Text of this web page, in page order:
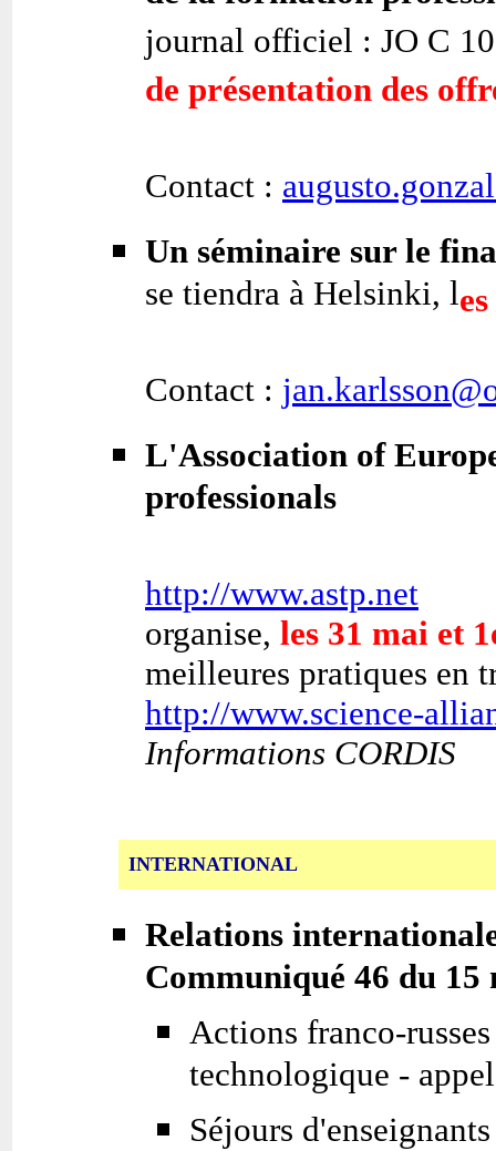
journal officiel : JO C
de présentation des
Contact :
Un séminaire sur le
se tiendra à Helsinki, l
Contact :
L'Association of
professionals
http://www.astp.net
organise, les 31 mai et
meilleures pratiques en
http://www.science-
Informations CORDIS
INTERNATIONAL
Relations
Communiqué 46 du 15
Actions franco-
technologique -
Séjours